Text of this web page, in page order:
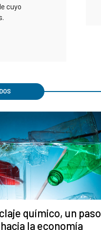
cuyo
químico, un paso
la economía